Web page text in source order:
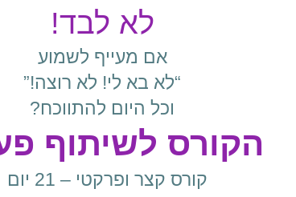
לא לבד!
אם מעייף לשמוע
“לא בא לי! לא רוצה!”
וכל היום להתווכח?
הקורס לשיתוף
קורס קצר ופרקטי – 21 יום